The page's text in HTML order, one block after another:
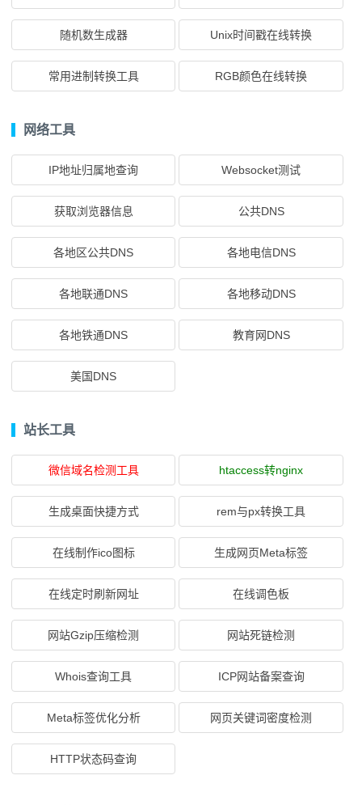
随机数生成器 Unix时间戳在线转换
常用进制转换工具 RGB颜色在线转换
网络工具
IP地址归属地查询 Websocket测试
获取浏览器信息 公共DNS
各地区公共DNS 各地电信DNS
各地联通DNS 各地移动DNS
各地铁通DNS 教育网DNS
美国DNS
站长工具
微信域名检测工具 htaccess转nginx
生成桌面快捷方式 rem与px转换工具
在线制作ico图标 生成网页Meta标签
在线定时刷新网址 在线调色板
网站Gzip压缩检测 网站死链检测
Whois查询工具 ICP网站备案查询
Meta标签优化分析 网页关键词密度检测
HTTP状态码查询